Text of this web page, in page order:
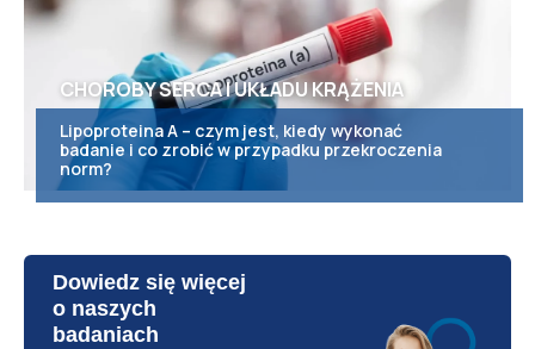
CHOROBY SERCA I UKŁADU KRĄŻENIA
Lipoproteina A – czym jest, kiedy wykonać
badanie i co zrobić w przypadku przekroczenia
norm?
Dowiedz się więcej
o naszych
badaniach